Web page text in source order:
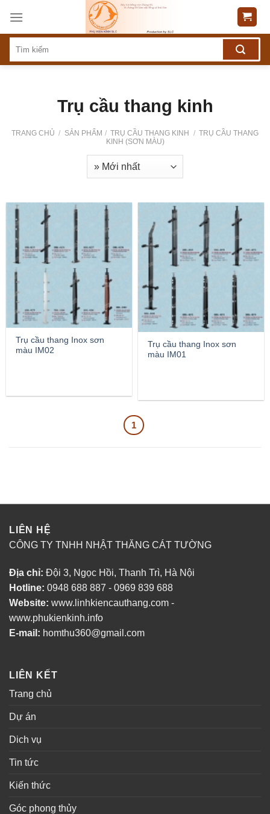
content
Trụ cầu thang kinh
TRANG CHỦ / SẢN PHẨM / TRỤ CẦU THANG KINH / TRỤ CẦU THANG
KINH (SƠN MÀU)
Trụ cầu thang Inox sơn
màu IM02
Trụ cầu thang Inox sơn
màu IM01
1
LIÊN HỆ
CÔNG TY TNHH NHẬT THĂNG CÁT TƯỜNG
Địa chỉ: Đội 3, Ngọc Hồi, Thanh Trì, Hà Nội
Hotline: 0948 688 887 - 0969 839 688
Website: www.linhkiencauthang.com -
www.phukienkinh.info
E-mail: homthu360@gmail.com
LIÊN KẾT
Trang chủ
Dự án
Dich vụ
Tin tức
Kiến thức
Góc phong thủy